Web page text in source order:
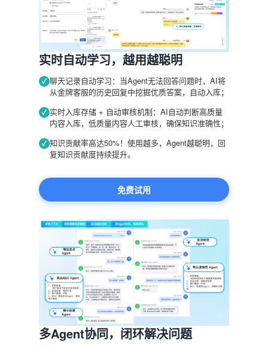
实时自动学习，越用越聪明
✓ 聊天记录自动学习：当Agent无法回答问题时，AI将
从金牌客服的历史回复中挖掘优质答案，自动入库；
✓ 实时入库存储 + 自动审核机制：AI自动判断高质量
内容入库，低质量内容人工审核，确保知识准确性；
✓ 知识贡献率高达50%！使用越多，Agent越聪明，回
复知识贡献度持续提升。
免费试用
多Agent协同，闭环解决问题